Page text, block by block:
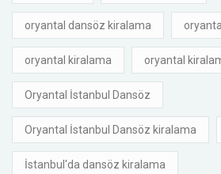
oryantal dansöz kiralama
oryantal kiralama oryantal
Oryantal İstanbul Dansöz
Oryantal İstanbul Dansöz kiralama
İstanbul'da dansöz kiralama